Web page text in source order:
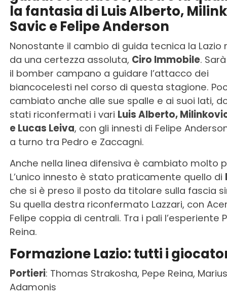
la fantasia di Luis Alberto,
Savic e Felipe Anderson
Nonostante il cambio di guida tecnica la Lazio
da una certezza assoluta, Ciro Immobile.
il bomber campano a guidare l’attacco dei
biancocelesti nel corso di questa stagione.
cambiato anche alle sue spalle e ai suoi lati,
stati riconfermati i vari Luis Alberto,
e Lucas Leiva, con gli innesti di Felipe
a turno tra Pedro e Zaccagni.
Anche nella linea difensiva è cambiato molto
L’unico innesto è stato praticamente quello di
che si è preso il posto da titolare sulla fascia
Su quella destra riconfermato Lazzari, con
Felipe coppia di centrali. Tra i pali l’esperiente
Reina.
Formazione Lazio: tutti i
Portieri: Thomas Strakosha, Pepe Reina, Marius
Adamonis